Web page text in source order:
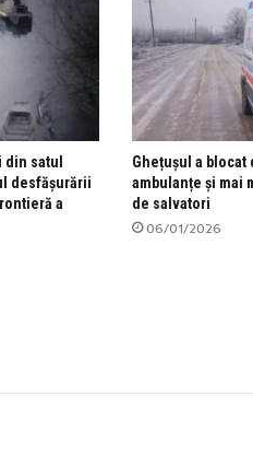
satul
desfășurării
a
Ghețușul a blocat
ambulanțe și mai
de salvatori
06/01/2026